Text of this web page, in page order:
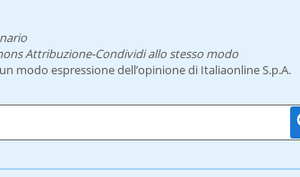
Attribuzione-Condividi allo stesso modo
modo espressione dell’opinione di Italiaonline S.p.A.